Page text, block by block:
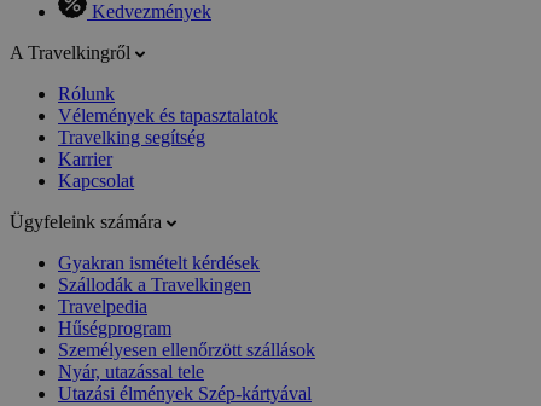
Kedvezmények
A Travelkingről
Rólunk
Vélemények és tapasztalatok
Travelking segítség
Karrier
Kapcsolat
Ügyfeleink számára
Gyakran ismételt kérdések
Szállodák a Travelkingen
Travelpedia
Hűségprogram
Személyesen ellenőrzött szállások
Nyár, utazással tele
Utazási élmények Szép-kártyával